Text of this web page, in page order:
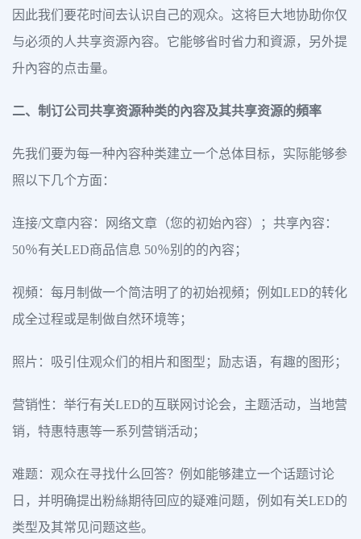
因此我们要花时间去认识自己的观众。这将巨大地协助你仅
与必须的人共享资源內容。它能够省时省力和資源，另外提
升內容的点击量。
二、制订公司共享资源种类的內容及其共享资源的頻率
先我们要为每一种內容种类建立一个总体目标，实际能够参
照以下几个方面：
连接/文章内容：网络文章（您的初始內容）；共享內容：
50％有关LED商品信息 50％别的的內容；
视頻：每月制做一个简洁明了的初始视頻；例如LED的转化
成全过程或是制做自然环境等；
照片：吸引住观众们的相片和图型；励志语，有趣的图形；
营销性：举行有关LED的互联网讨论会，主题活动，当地营
销，特惠特惠等一系列营销活动；
难题：观众在寻找什么回答？例如能够建立一个话题讨论
日，并明确提出粉絲期待回应的疑难问题，例如有关LED的
类型及其常见问题这些。